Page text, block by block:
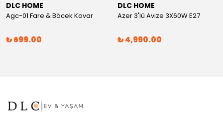
DLC HOME
Agc-01 Fare & Böcek Kovar
₺ 699.00
DLC HOME
Azer 3'lü Avize 3X60W E27
₺ 4,990.00